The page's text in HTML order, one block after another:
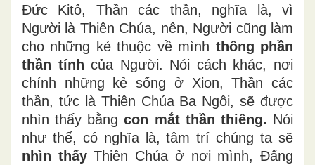
Đức Kitô, Thần các thần, nghĩa là, vì
Người là Thiên Chúa, nên, Người cũng làm
cho những kẻ thuộc về mình thông phần
thần tính của Người. Nói cách khác, nơi
chính những kẻ sống ở Xion, Thần các
thần, tức là Thiên Chúa Ba Ngôi, sẽ được
nhìn thấy bằngcon mắt thần thiêng. Nói
như thế, có nghĩa là, tâm trí chúng ta sẽ
nhìn thấyThiên Chúa ở nơi mình, Đấng